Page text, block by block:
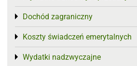
Dochód zagraniczny
Toggle menu
Koszty świadczeń emerytalnych
Toggle menu
Wydatki nadzwyczajne
Toggle menu